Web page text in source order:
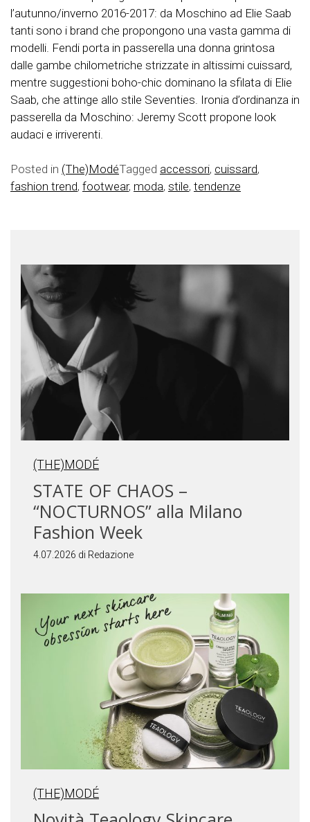
l’autunno/inverno 2016-2017: da Moschino ad Elie Saab
tanti sono i brand che propongono una vasta gamma di
modelli. Fendi porta in passerella una donna grintosa
dalle gambe chilometriche strizzate in altissimi cuissard,
mentre suggestioni boho-chic dominano la sfilata di Elie
Saab, che attinge allo stile Seventies. Ironia d’ordinanza in
passerella da Moschino: Jeremy Scott propone look
audaci e irriverenti.
Posted in (The)ModéTagged accessori, cuissard,
fashion trend, footwear, moda, stile, tendenze
(THE)MODÉ
STATE OF CHAOS –
“NOCTURNOS” alla Milano
Fashion Week
4.07.2026 di Redazione
(THE)MODÉ